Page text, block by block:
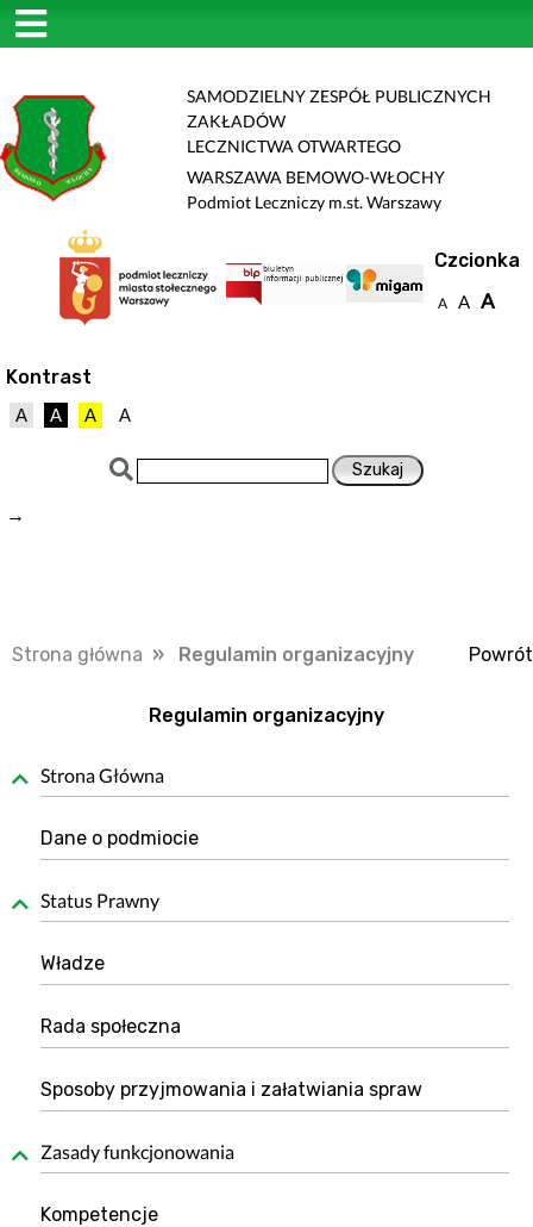
SAMODZIELNY ZESPÓŁ PUBLICZNYCH
ZAKŁADÓW
LECZNICTWA OTWARTEGO
WARSZAWA BEMOWO-WŁOCHY
Podmiot Leczniczy m.st. Warszawy
Czcionka
A A A
Kontrast
A A A A
→
Strona główna » Regulamin organizacyjny Powrót
Regulamin organizacyjny
Strona Główna
Dane o podmiocie
Status Prawny
Władze
Rada społeczna
Sposoby przyjmowania i załatwiania spraw
Zasady funkcjonowania
Kompetencje